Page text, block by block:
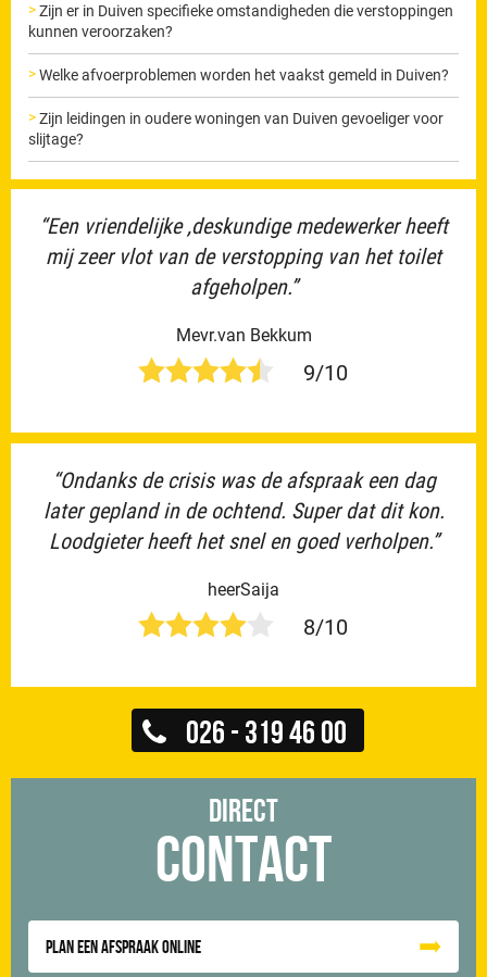
Zijn er in Duiven specifieke omstandigheden die verstoppingen
kunnen veroorzaken?
Welke afvoerproblemen worden het vaakst gemeld in Duiven?
Zijn leidingen in oudere woningen van Duiven gevoeliger voor
slijtage?
“Een vriendelijke ,deskundige medewerker heeft
mij zeer vlot van de verstopping van het toilet
afgeholpen.”
Mevr.van Bekkum
9/10
“Ondanks de crisis was de afspraak een dag
later gepland in de ochtend. Super dat dit kon.
Loodgieter heeft het snel en goed verholpen.”
heerSaija
8/10
026 - 319 46 00
Direct
Contact
Plan een afspraak online